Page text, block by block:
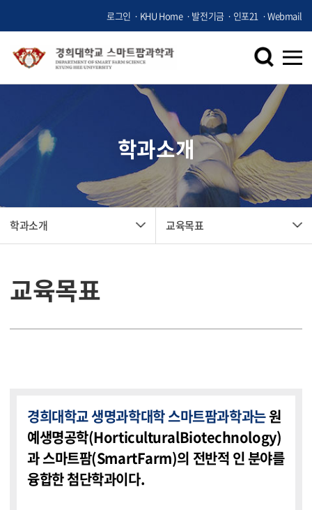
로그인 KHU Home 발전기금 인포21 Webmail
학과소개
학과소개 교육목표
교육목표
경희대학교 생명과학대학 스마트팜과학과는원
예생명공학(HorticulturalBiotechnology)
과 스마트팜(SmartFarm)의 전반적 인 분야를
융합한 첨단학과이다.